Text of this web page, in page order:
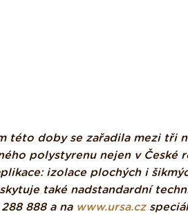
této doby se zařadila mezi tři
polystyrenu nejen v České
izolace plochých i
také nadstandardní
888 a na www.ursa.cz